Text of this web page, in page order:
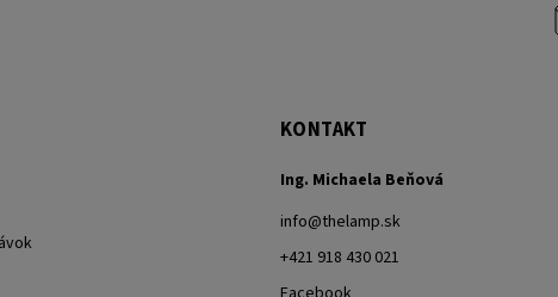
KONTAKT
Ing. Michaela Beňová
info@thelamp.sk
+421 918 430 021